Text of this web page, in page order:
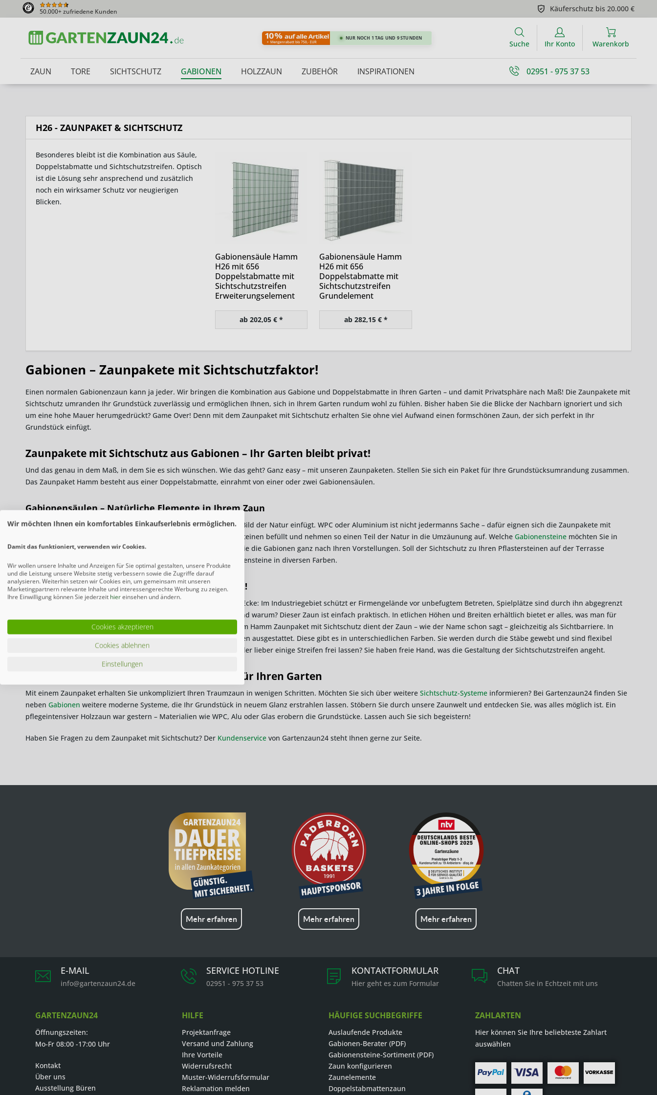
50.000+ zufriedene Kunden Käuferschutz bis 20.000 €
NUR NOCH 1 TAG UND 9 STUNDEN
ZAUN TORE SICHTSCHUTZ GABIONEN HOLZZAUN ZUBEHÖR INSPIRATIONEN 02951 - 975 37 53
Suche Ihr Konto Warenkorb
H26 - ZAUNPAKET & SICHTSCHUTZ
Besonderes bleibt ist die Kombination aus Säule,
Doppelstabmatte und Sichtschutzstreifen. Optisch
ist die Lösung sehr ansprechend und zusätzlich
noch ein wirksamer Schutz vor neugierigen
Blicken.
Gabionensäule Hamm
H26 mit 656
Doppelstabmatte mit
Sichtschutzstreifen
Erweiterungselement
ab 202,05 € *
Gabionensäule Hamm
H26 mit 656
Doppelstabmatte mit
Sichtschutzstreifen
Grundelement
ab 282,15 € *
Gabionen – Zaunpakete mit Sichtschutzfaktor!
Einen normalen Gabionenzaun kann ja jeder. Wir bringen die Kombination aus Gabione und Doppelstabmatte in Ihren Garten – und damit Privatsphäre nach Maß! Die Zaunpakete mit
Sichtschutz umranden Ihr Grundstück zuverlässig und ermöglichen Ihnen, sich in Ihrem Garten rundum wohl zu fühlen. Bisher haben Sie die Blicke der Nachbarn ignoriert und sich
um eine hohe Mauer herumgedrückt? Game Over! Denn mit dem Zaunpaket mit Sichtschutz erhalten Sie ohne viel Aufwand einen formschönen Zaun, der sich perfekt in Ihr
Grundstück einfügt.
Zaunpakete mit Sichtschutz aus Gabionen – Ihr Garten bleibt privat!
Und das genau in dem Maß, in dem Sie es sich wünschen. Wie das geht? Ganz easy – mit unseren Zaunpaketen. Stellen Sie sich ein Paket für Ihre Grundstücksumrandung zusammen.
Das Zaunpaket Hamm besteht aus einer Doppelstabmatte, einrahmt von einer oder zwei Gabionensäulen.
Gabionensäulen – Natürliche Elemente in Ihrem Zaun
Vielen graut es vor einem künstlichen Zaun, der sich nicht in das Bild der Natur einfügt. WPC oder Aluminium ist nicht jedermanns Sache – dafür eignen sich die Zaunpakete mit
Gabionensäule perfekt. Die Gabionensäulen werden einfach mit Steinen befüllt und nehmen so einen Teil der Natur in die Umzäunung auf. Welche Gabionensteine möchten Sie in
den Säulen? Lassen Sie Ihrer Kreativität freien Lauf und befüllen Sie die Gabionen ganz nach Ihren Vorstellungen. Soll der Sichtschutz zu Ihren Pflastersteinen auf der Terrasse
passen? Kein Problem. In unserem Online-Shop finden Sie Gabionensteine in diversen Farben.
Doppelstabmatten können jetzt auch Sichtschutz!
Den typischen Doppelstabmattenzaun
sieht man in nahezu jeder Ecke: Im Industriegebiet schützt er Firmengelände vor unbefugtem Betreten, Spielplätze sind durch ihn abgegrenzt
und auch Besitzer privater Gärten können da nicht Nein sagen. Und warum? Dieser Zaun ist einfach praktisch. In etlichen Höhen und Breiten erhältlich bietet er alles, was man für
eine einfache Umzäunung benötigt. Aber nicht nur das! In unserem Hamm Zaunpaket mit Sichtschutz dient der Zaun – wie der Name schon sagt – gleichzeitig als Sichtbarriere. In
unserem Zaunpaket ist die Doppelstabmatte mit Sichtschutzstreifen ausgestattet. Diese gibt es in unterschiedlichen Farben. Sie werden durch die Stäbe gewebt und sind flexibel
anpassbar. Möchten Sie den kompletten Zaun damit ausstatten oder lieber einige Streifen frei lassen? Sie haben freie Hand, was die Gestaltung der Sichtschutzstreifen angeht.
Zaunpaket mit Sichtschutz und Gabionen für Ihren Garten
Mit einem Zaunpaket erhalten Sie unkompliziert Ihren Traumzaun in wenigen Schritten. Möchten Sie sich über weitere Sichtschutz-Systeme informieren? Bei Gartenzaun24 finden Sie
neben Gabionen weitere moderne Systeme, die Ihr Grundstück in neuem Glanz erstrahlen lassen. Stöbern Sie durch unsere Zaunwelt und entdecken Sie, was alles möglich ist. Ein
pflegeintensiver Holzzaun war gestern – Materialien wie WPC, Alu oder Glas erobern die Grundstücke. Lassen auch Sie sich begeistern!
Haben Sie Fragen zu dem Zaunpaket mit Sichtschutz? Der Kundenservice von Gartenzaun24 steht Ihnen gerne zur Seite.
Mehr erfahren Mehr erfahren Mehr erfahren
E-MAIL
info@gartenzaun24.de
SERVICE HOTLINE
02951 - 975 37 53
KONTAKTFORMULAR
Hier geht es zum Formular
CHAT
Chatten Sie in Echtzeit mit uns
GARTENZAUN24
Öffnungszeiten:
Mo-Fr 08:00 -17:00 Uhr
Kontakt
Über uns
Ausstellung Büren
HILFE
Projektanfrage
Versand und Zahlung
Ihre Vorteile
Widerrufsrecht
Muster-Widerrufsformular
Reklamation melden
HÄUFIGE SUCHBEGRIFFE
Auslaufende Produkte
Gabionen-Berater (PDF)
Gabionensteine-Sortiment (PDF)
Zaun konfigurieren
Zaunelemente
Doppelstabmattenzaun
ZAHLARTEN
Hier können Sie Ihre beliebteste Zahlart
auswählen
Wir möchten Ihnen ein komfortables Einkaufserlebnis ermöglichen.
Damit das funktioniert, verwenden wir Cookies.
Wir wollen unsere Inhalte und Anzeigen für Sie optimal gestalten, unsere Produkte
und die Leistung unsere Website stetig verbessern sowie die Zugriffe darauf
analysieren. Weiterhin setzen wir Cookies ein, um gemeinsam mit unseren
Marketingpartnern relevante Inhalte und interessengerechte Werbung zu zeigen.
Ihre Einwilligung können Sie jederzeit hiereinsehen und ändern.
Cookies akzeptieren
Cookies ablehnen
Einstellungen